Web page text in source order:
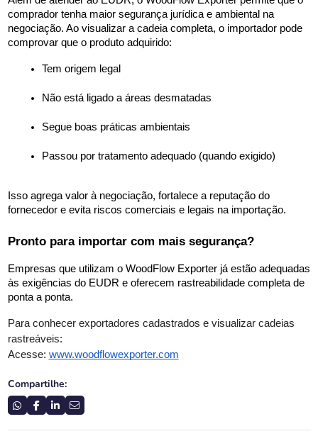
comprador tenha maior segurança jurídica e ambiental na
negociação. Ao visualizar a cadeia completa, o importador pode
comprovar que o produto adquirido:
Tem origem legal
Não está ligado a áreas desmatadas
Segue boas práticas ambientais
Passou por tratamento adequado (quando exigido)
Isso agrega valor à negociação, fortalece a reputação do
fornecedor e evita riscos comerciais e legais na importação.
Pronto para importar com mais segurança?
Empresas que utilizam o WoodFlow Exporter já estão adequadas
às exigências do EUDR e oferecem rastreabilidade completa de
ponta a ponta.
Para conhecer exportadores cadastrados e visualizar cadeias
rastreáveis:
Acesse: www.woodflowexporter.com
Compartilhe: